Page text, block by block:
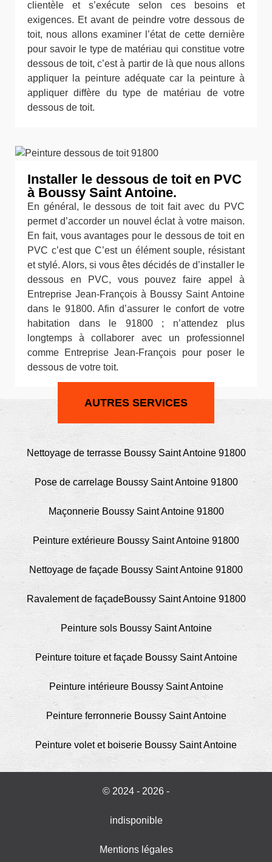
clientèle et s’exécute selon ces besoins et
exigences. Et avant de peindre votre dessous de
toit, nous allons examiner l’état de cette dernière
pour savoir le type de matériau qui constitue votre
dessous de toit, c’est à partir de là que nous allons
appliquer la peinture adéquate car la peinture à
appliquer diffère du type de matériau de votre
dessous de toit.
Installer le dessous de toit en PVC
à Boussy Saint Antoine.
En général, le dessous de toit fait avec du PVC
permet d’accorder un nouvel éclat à votre maison.
En fait, vous avantages pour le dessous de toit en
PVC c’est que C’est un élément souple, résistant
et stylé. Alors, si vous êtes décidés de d’installer le
dessous en PVC, vous pouvez faire appel à
Entreprise Jean-François à Boussy Saint Antoine
dans le 91800. Afin d’assurer le confort de votre
habitation dans le 91800 ; n’attendez plus
longtemps à collaborer avec un professionnel
comme Entreprise Jean-François pour poser le
dessous de votre toit.
AUTRES SERVICES
Nettoyage de terrasse Boussy Saint Antoine 91800
Pose de carrelage Boussy Saint Antoine 91800
Maçonnerie Boussy Saint Antoine 91800
Peinture extérieure Boussy Saint Antoine 91800
Nettoyage de façade Boussy Saint Antoine 91800
Ravalement de façadeBoussy Saint Antoine 91800
Peinture sols Boussy Saint Antoine
Peinture toiture et façade Boussy Saint Antoine
Peinture intérieure Boussy Saint Antoine
Peinture ferronnerie Boussy Saint Antoine
Peinture volet et boiserie Boussy Saint Antoine
© 2024 - 2026 -
indisponible
Mentions légales